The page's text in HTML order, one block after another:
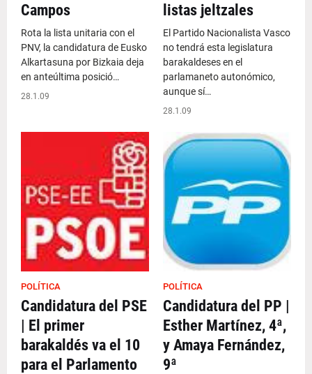
Campos
Rota la lista unitaria con el
PNV, la candidatura de Eusko
Alkartasuna por Bizkaia deja
en anteúltima posició…
28.1.09
listas jeltzales
El Partido Nacionalista Vasco
no tendrá esta legislatura
barakaldeses en el
parlamaneto autonómico,
aunque sí…
28.1.09
POLÍTICA
Candidatura del PSE
| El primer
barakaldés va el 10
para el Parlamento
POLÍTICA
Candidatura del PP |
Esther Martínez, 4ª,
y Amaya Fernández,
9ª